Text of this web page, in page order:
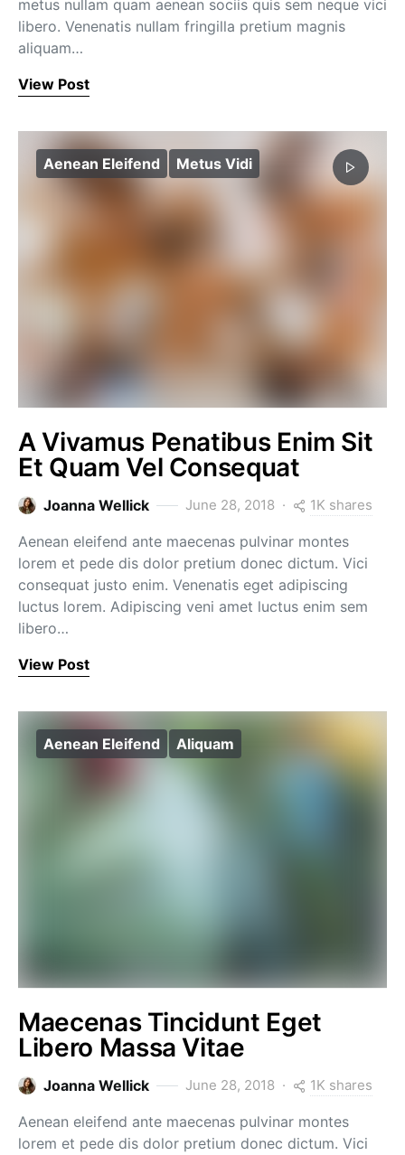
metus nullam quam aenean sociis quis sem neque vici
libero. Venenatis nullam fringilla pretium magnis
aliquam…
View Post
Aenean Eleifend Metus Vidi
A Vivamus Penatibus Enim Sit
Et Quam Vel Consequat
Joanna Wellick June 28, 2018 1K shares
Aenean eleifend ante maecenas pulvinar montes
lorem et pede dis dolor pretium donec dictum. Vici
consequat justo enim. Venenatis eget adipiscing
luctus lorem. Adipiscing veni amet luctus enim sem
libero…
View Post
Aenean Eleifend Aliquam
Maecenas Tincidunt Eget
Libero Massa Vitae
Joanna Wellick June 28, 2018 1K shares
Aenean eleifend ante maecenas pulvinar montes
lorem et pede dis dolor pretium donec dictum. Vici